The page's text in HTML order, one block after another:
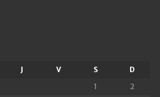
J V S
D
1
2